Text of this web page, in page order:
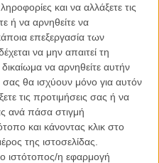
και να αλλάξετε τις
ή να αρνηθείτε να
επεξεργασία των
να μην απαιτεί τη
να αρνηθείτε αυτήν
σας θα ισχύουν μόνο για αυτόν
τις προτιμήσεις σας ή να
ανά πάσα στιγμή
και κάνοντας κλικ στο
της ιστοσελίδας.
ιστότοπος/η εφαρμογή